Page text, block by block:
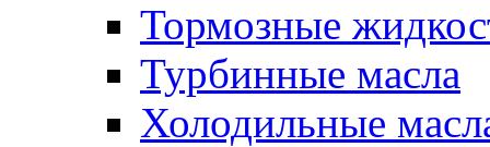
Тормозные
Турбинные масла
Холодильные